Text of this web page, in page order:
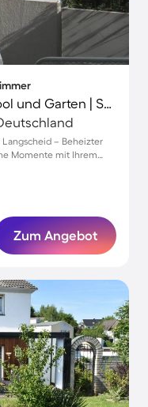
Apartment mit beheiztem Pool und Garten | Seeblick
– Beheizter
Momente mit Ihrem
Zum Angebot